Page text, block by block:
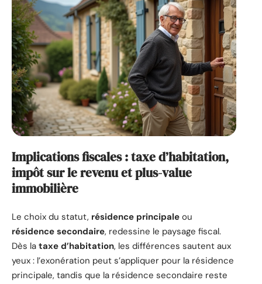
Implications fiscales : taxe d’habitation,
impôt sur le revenu et plus-value
immobilière
Le choix du statut, résidence principale ou
résidence secondaire, redessine le paysage fiscal.
Dès la taxe d’habitation, les différences sautent aux
yeux : l’exonération peut s’appliquer pour la résidence
principale, tandis que la résidence secondaire reste